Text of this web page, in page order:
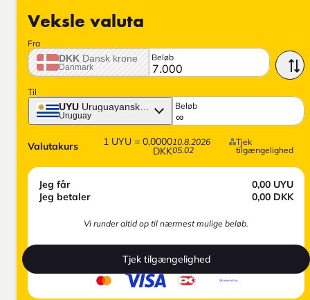
Veksle valuta
Fra
DKK Dansk krone
Danmark
Beløb
Til
UYU Uruguayanske pesos
Uruguay
Beløb
Valutakurs 1 UYU =0,0000
DKK
10.8.2026
05.02
Tjek
tilgængelighed
Jeg får 0,00 UYU
Jeg betaler
0,00 DKK
Vi runder altid op til nærmest mulige beløb.
Tjek tilgængelighed